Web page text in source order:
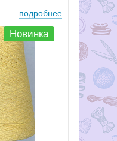
подробнее
Новинка